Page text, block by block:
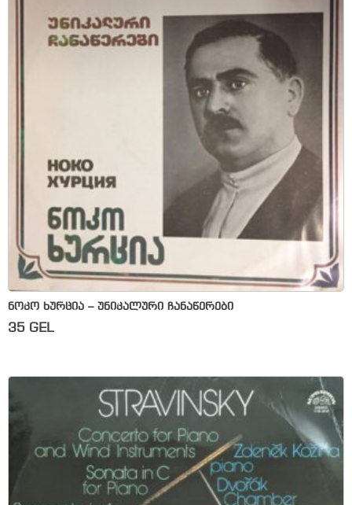
ნოკო ხურცია – უნიკალური ჩანაწერები
35 GEL